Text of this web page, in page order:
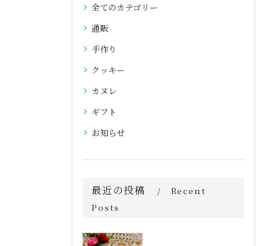
全てのカテゴリー
通販
手作り
クッキー
カヌレ
ギフト
お知らせ
最近の投稿
Recent
Posts